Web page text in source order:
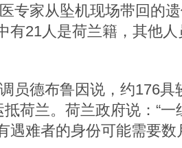
专家从坠机现场带回的
有21人是荷兰籍，其他
员德布鲁因说，约176具
荷兰。荷兰政府说：“
遇难者的身份可能需要数